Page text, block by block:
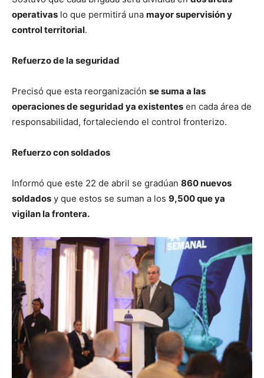
operativas lo que permitirá una mayor supervisión y
control territorial.
Refuerzo de la seguridad
Precisó que esta reorganización se suma a las
operaciones de seguridad ya existentes en cada área de
responsabilidad, fortaleciendo el control fronterizo.
Refuerzo con soldados
Informó que este 22 de abril se gradúan 860 nuevos
soldados y que estos se suman a los 9,500 que ya
vigilan la frontera.